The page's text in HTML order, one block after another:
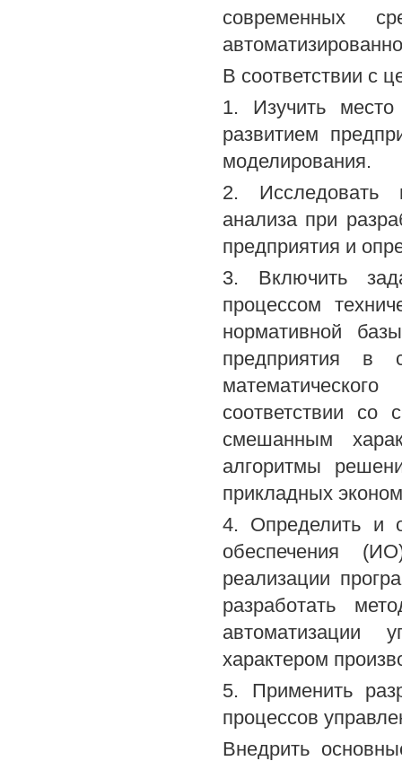
современных
В соответствии с
1. Изучить место
развитием
моделирования.
2. Исследовать
анализа при
предприятия и
3. Включить
процессом
нормативной
предприятия в
соответствии со
смешанным
алгоритмы
прикладных
4. Определить и
обеспечения
реализации
разработать
автоматизации
характером
5. Применить
процессов
Внедрить